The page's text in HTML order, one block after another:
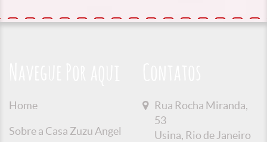
Home
Sobre a Casa Zuzu Angel
Rua Rocha Miranda,
53
Usina, Rio de Janeiro